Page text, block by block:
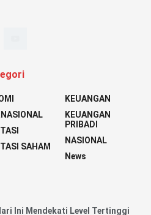
SAHAM
KEUANGAN
KEUANGAN
PRIBADI
NASIONAL
News
Ini Mendekati Level Tertinggi